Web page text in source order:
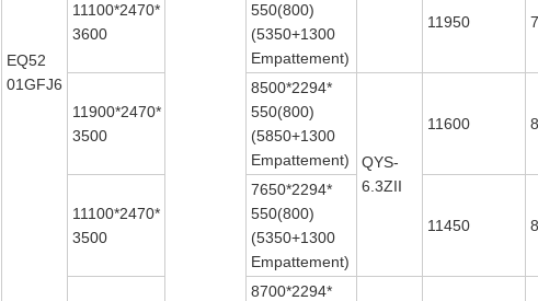
EQ52
01GFJ6
11100*2470*
3600
550(800)
(5350+1300
Empattement)
11950
11900*2470*
3500
8500*2294*
550(800)
(5850+1300
Empattement)
QYS-
6.3ZII
11600
11100*2470*
3500
7650*2294*
550(800)
(5350+1300
Empattement)
11450
8700*2294*